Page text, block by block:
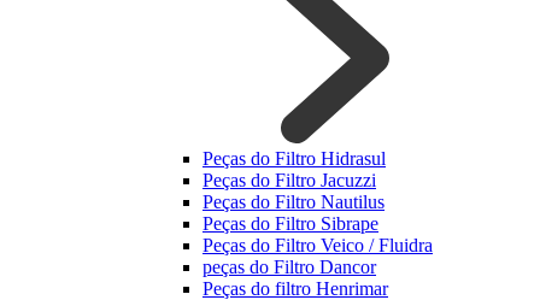
Peças do Filtro Hidrasul
Peças do Filtro Jacuzzi
Peças do Filtro Nautilus
Peças do Filtro Sibrape
Peças do Filtro Veico / Fluidra
peças do Filtro Dancor
Peças do filtro Henrimar